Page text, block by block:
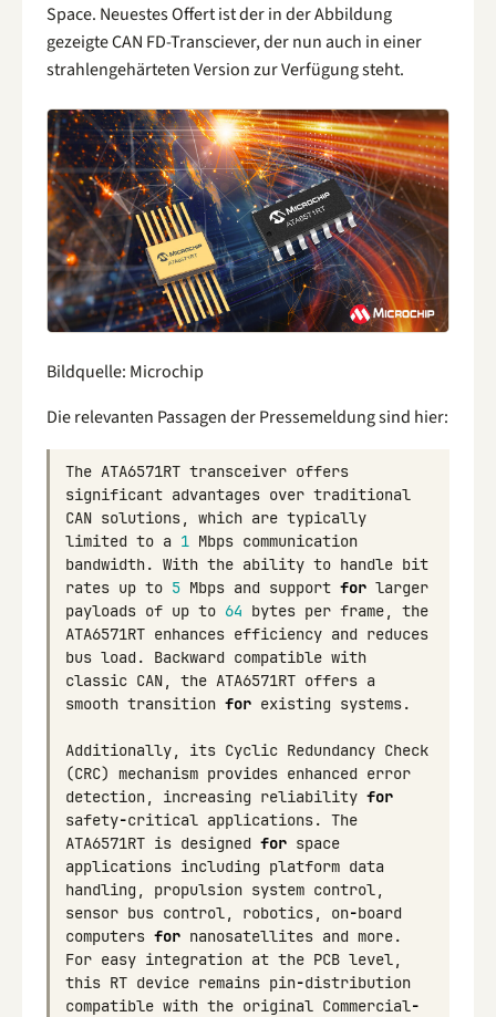
Space. Neuestes Offert ist der in der Abbildung
gezeigte CAN FD-Transciever, der nun auch in einer
strahlengehärteten Version zur Verfügung steht.
Bildquelle: Microchip
Die relevanten Passagen der Pressemeldung sind hier:
The ATA6571RT transceiver offers
significant advantages over traditional
CAN solutions, which are typically
limited to a 1 Mbps communication
bandwidth. With the ability to handle bit
rates up to 5 Mbps and support for larger
payloads of up to 64 bytes per frame,
the
ATA6571RT enhances efficiency and reduces
bus load. Backward compatible with
classic CAN, the ATA6571RT offers a
smooth transition for existing systems.
Additionally, its Cyclic Redundancy Check
(CRC) mechanism provides enhanced error
detection, increasing reliability for
safety-critical applications. The
ATA6571RT is designed for space
applications including platform data
handling , propulsion system control,
sensor bus control, robotics, on-board
computers for nanosatellites and more.
For easy integration at the PCB level,
this RT device remains pin-distribution
compatible with the original Commercial-